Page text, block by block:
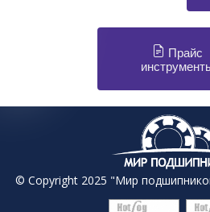
Прайс
© Copyright 2025 "Мир